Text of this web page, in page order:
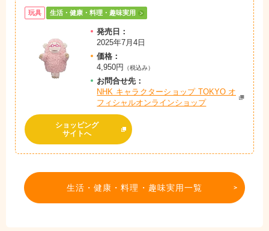
玩具 生活・健康・料理・趣味実用
発売日：
2025年7月4日
価格：
4,950円
（税込み）
お問合せ先：
NHK キャラクターショップ TOKYO オ
フィシャルオンラインショップ
ショッピング
サイトへ
生活・健康・料理・趣味実用一覧